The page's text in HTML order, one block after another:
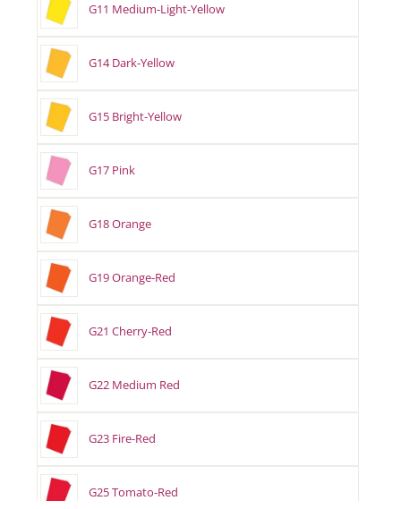
G11 Medium-Light-Yellow
G14 Dark-Yellow
G15 Bright-Yellow
G17 Pink
G18 Orange
G19 Orange-Red
G21 Cherry-Red
G22 Medium Red
G23 Fire-Red
G25 Tomato-Red